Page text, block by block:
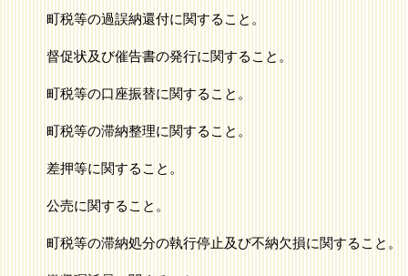
町税等の過誤納還付に関すること。
督促状及び催告書の発行に関すること。
町税等の口座振替に関すること。
町税等の滞納整理に関すること。
差押等に関すること。
公売に関すること。
町税等の滞納処分の執行停止及び不納欠損に関すること。